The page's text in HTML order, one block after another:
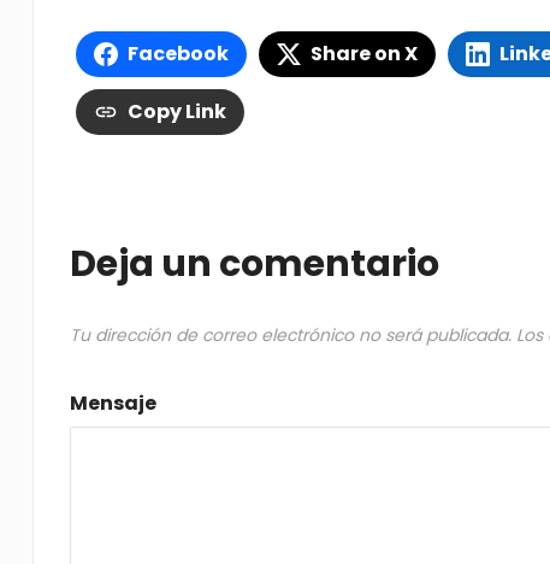
Facebook Share on X
Copy Link
Deja un comentario
Tu dirección de correo electrónico no será publicada.
Mensaje